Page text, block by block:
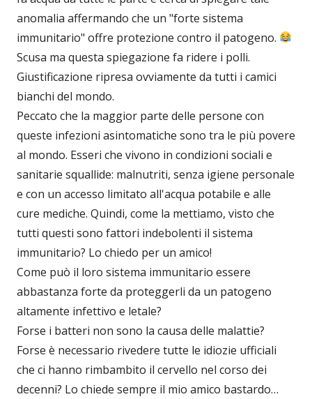
anomalia affermando che un "forte sistema
immunitario" offre protezione contro il patogeno.
Scusa ma questa spiegazione fa ridere i polli.
Giustificazione ripresa ovviamente da tutti i camici
bianchi del mondo.
Peccato che la maggior parte delle persone con
queste infezioni asintomatiche sono tra le più povere
al mondo. Esseri che vivono in condizioni sociali e
sanitarie squallide: malnutriti, senza igiene personale
e con un accesso limitato all'acqua potabile e alle
cure mediche. Quindi, come la mettiamo, visto che
tutti questi sono fattori indebolenti il sistema
immunitario? Lo chiedo per un amico!
Come può il loro sistema immunitario essere
abbastanza forte da proteggerli da un patogeno
altamente infettivo e letale?
Forse i batteri non sono la causa delle malattie?
Forse è necessario rivedere tutte le idiozie ufficiali
che ci hanno rimbambito il cervello nel corso dei
decenni? Lo chiede sempre il mio amico bastardo…